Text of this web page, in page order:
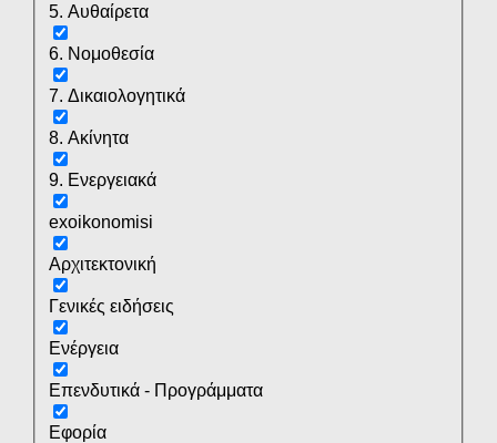
5. Αυθαίρετα
6. Νομοθεσία
7. Δικαιολογητικά
8. Ακίνητα
9. Ενεργειακά
exoikonomisi
Αρχιτεκτονική
Γενικές ειδήσεις
Ενέργεια
Επενδυτικά - Προγράμματα
Εφορία